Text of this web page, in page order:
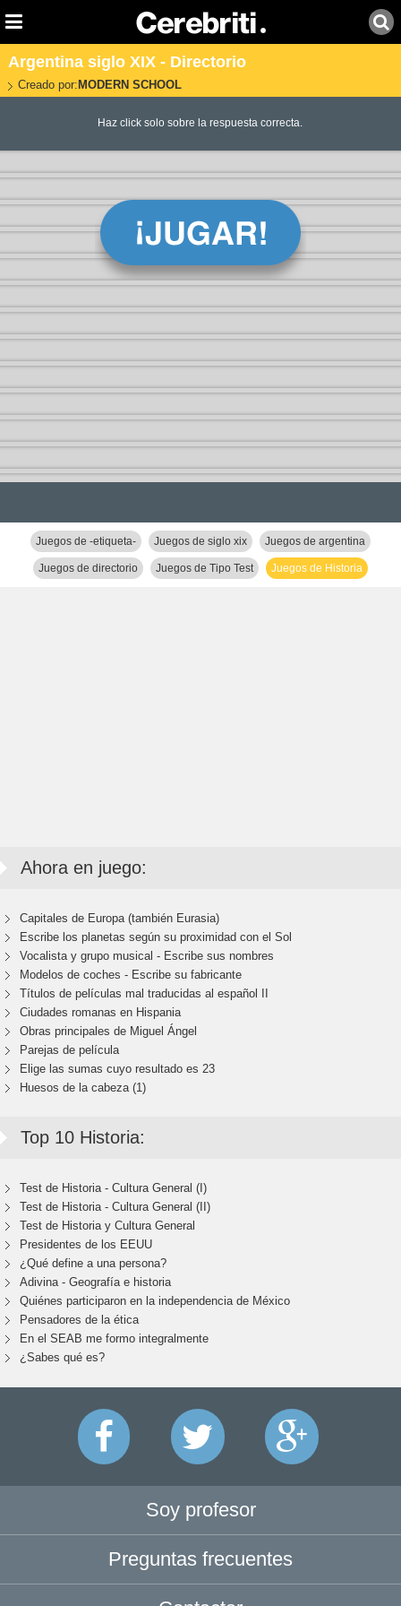
Argentina siglo XIX - Directorio
Creado por: MODERN SCHOOL
Haz click solo sobre la respuesta correcta.
Juegos de -etiqueta- Juegos de siglo xix Juegos de argentina
Juegos de directorio Juegos de Tipo Test Juegos de Historia
Ahora en juego:
Capitales de Europa (también Eurasia)
Escribe los planetas según su proximidad con el Sol
Vocalista y grupo musical - Escribe sus nombres
Modelos de coches - Escribe su fabricante
Títulos de películas mal traducidas al español II
Ciudades romanas en Hispania
Obras principales de Miguel Ángel
Parejas de película
Elige las sumas cuyo resultado es 23
Huesos de la cabeza (1)
Top 10 Historia:
Test de Historia - Cultura General (I)
Test de Historia - Cultura General (II)
Test de Historia y Cultura General
Presidentes de los EEUU
¿Qué define a una persona?
Adivina - Geografía e historia
Quiénes participaron en la independencia de México
Pensadores de la ética
En el SEAB me formo integralmente
¿Sabes qué es?
Soy profesor
Preguntas frecuentes